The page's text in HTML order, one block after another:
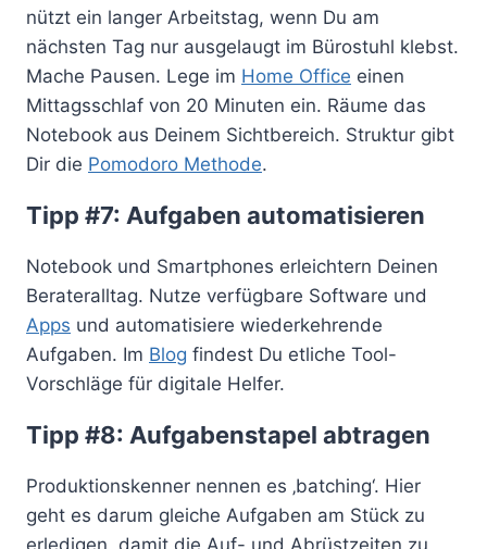
nützt ein langer Arbeitstag, wenn Du am
nächsten Tag nur ausgelaugt im Bürostuhl klebst.
Mache Pausen. Lege im Home Office einen
Mittagsschlaf von 20 Minuten ein. Räume das
Notebook aus Deinem Sichtbereich. Struktur gibt
Dir die Pomodoro Methode.
Tipp #7: Aufgaben automatisieren
Notebook und Smartphones erleichtern Deinen
Berateralltag. Nutze verfügbare Software und
Apps und automatisiere wiederkehrende
Aufgaben. Im Blog findest Du etliche Tool-
Vorschläge für digitale Helfer.
Tipp #8: Aufgabenstapel abtragen
Produktionskenner nennen es ‚batching‘. Hier
geht es darum gleiche Aufgaben am Stück zu
erledigen, damit die Auf- und Abrüstzeiten zu